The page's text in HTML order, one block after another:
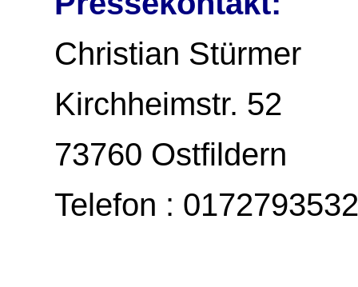
Christian Stürmer
Kirchheimstr. 52
73760 Ostfildern
Telefon :